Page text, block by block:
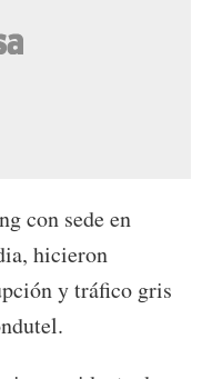
con sede en
hicieron
y tráfico gris